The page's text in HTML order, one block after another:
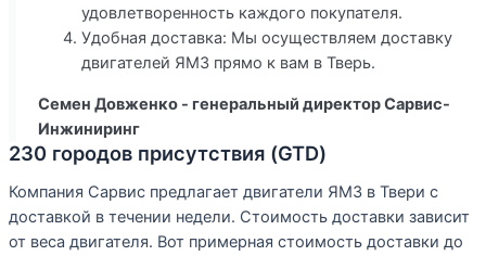
удовлетворенность каждого покупателя.
Удобная доставка: Мы осуществляем доставку
двигателей ЯМЗ прямо к вам в Тверь.
Семен Довженко - генеральный директор Сарвис-
Инжиниринг
230 городов присутствия (GTD)
Компания Сарвис предлагает двигатели ЯМЗ в Твери с
доставкой в течении недели. Стоимость доставки зависит
от веса двигателя. Вот примерная стоимость доставки до